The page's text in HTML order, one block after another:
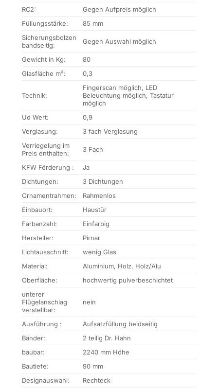
RC2:
Gegen Aufpreis möglich
Füllungsstärke:
85 mm
Sicherungsbolzen
bandseitig:
Gegen Auswahl möglich
Gewicht in Kg:
80
Glasfläche m²:
0,3
Technik:
Fingerscan möglich, LED
Beleuchtung möglich, Tastatur
möglich
Ud Wert:
0,9
Verglasung:
3 fach Verglasung
Verriegelung im
Preis enthalten:
3 Fach
KFW Förderung :
Ja
Dichtungen:
3 Dichtungen
Ornamentrahmen:
Rahmenlos
Einbauort:
Haustür
Farbanzahl:
Einfarbig
Hersteller:
Pirnar
Lichtausschnitt:
wenig Glas
Material:
Aluminium, Holz, Holz/Alu
Oberfläche:
hochwertig pulverbeschichtet
unterer
Flügelanschlag
verstellbar:
nein
Ausführung :
Aufsatzfüllung beidseitig
Bänder:
2 teilig Dr. Hahn
baubar:
2240 mm Höhe
Bautiefe:
90 mm
Designauswahl:
Rechteck